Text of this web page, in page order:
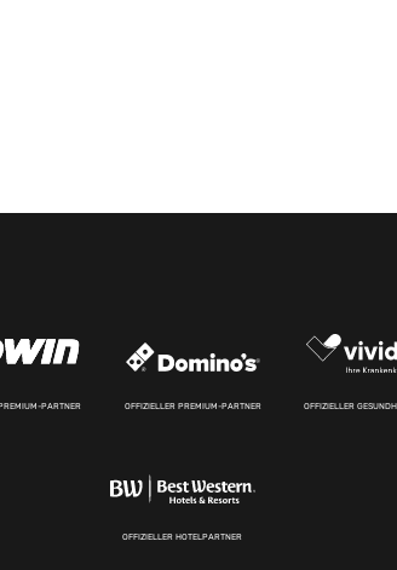
PARTNER OFFIZIELLER PREMIUM-PARTNER OFFIZIELLER
OFFIZIELLER HOTELPARTNER